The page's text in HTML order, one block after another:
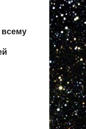
всему